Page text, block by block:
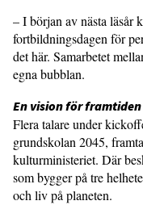
– I början av nästa läsår
fortbildningsdagen för
det här. Samarbetet
egna bubblan.
En vision för framtiden
Flera talare under
grundskolan 2045,
kulturministeriet. Där
som bygger på tre
och liv på planeten.